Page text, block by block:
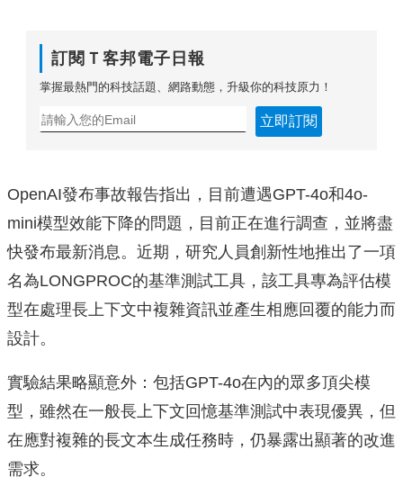
訂閱Ｔ客邦電子日報
掌握最熱門的科技話題、網路動態，升級你的科技原力！
立即訂閱
OpenAI發布事故報告指出，目前遭遇GPT-4o和4o-
mini模型效能下降的問題，目前正在進行調查，並將盡
快發布最新消息。近期，研究人員創新性地推出了一項
名為LONGPROC的基準測試工具，該工具專為評估模
型在處理長上下文中複雜資訊並產生相應回覆的能力而
設計。
實驗結果略顯意外：包括GPT-4o在內的眾多頂尖模
型，雖然在一般長上下文回憶基準測試中表現優異，但
在應對複雜的長文本生成任務時，仍暴露出顯著的改進
需求。